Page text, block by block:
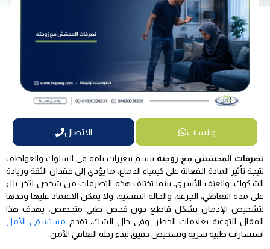
واتساب الاتصال
تصرفات المحشش مع زوجته تتسم بتغيرات تامة في السلوك والعواطف
نتيجة تأثير المادة الفعالة على كيمياء الدماغ، ما يؤدي إلى فقدان الثقة وزيادة
الشكوك، والعنف الأسري، بينما تختلف هذه التصرفات من شخص لآخر بناء
على مدة التعاطي، الجرعة، والحالة النفسية، ولا يمكن الاعتماد عليها وحدها
لتشخيص الإدمان بشكل قاطع دون فحص طبي متخصص، يهدف هذا
المقال للتوعية بعلامات الخطر، وفي حال الشك، تقدم مستشفى الأمل
استشارات طبية سرية وتشخيص دقيق لبدء رحلة التعافي الآمن.